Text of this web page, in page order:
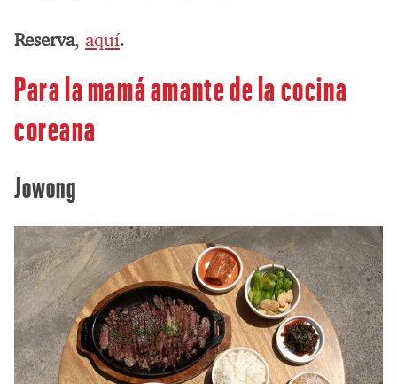
Reserva, aquí.
Para la mamá amante de la cocina
coreana
Jowong